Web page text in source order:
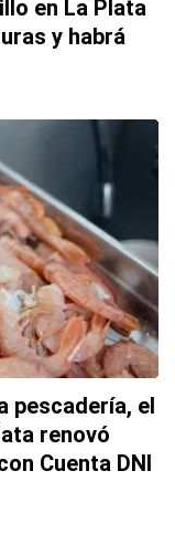
en La Plata
y habrá
pescadería, el
renovó
Cuenta DNI